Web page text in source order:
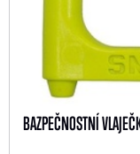
BAZPEČNOSTNÍ